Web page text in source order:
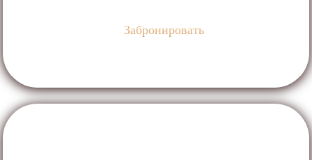
Забронировать